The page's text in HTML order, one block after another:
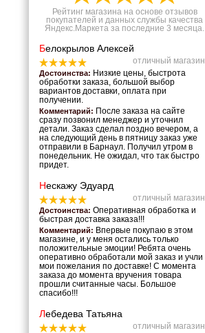
Рейтинг магазина на основе отзывов
покупателей и данных службы качества
Яндекс.Маркета за последние 3 месяца.
Белокрылов Алексей
отличный магазин
Достоинства: Низкие цены, быстрота
обработки заказа, большой выбор
вариантов доставки, оплата при
получении.
Комментарий: После заказа на сайте
сразу позвонил менеджер и уточнил
детали. Заказ сделал поздно вечером, а
на следующий день в пятницу заказ уже
отправили в Барнаул. Получил утром в
понедельник. Не ожидал, что так быстро
придет.
Нескажу Эдуард
отличный магазин
Достоинства: Оперативная обработка и
быстрая доставка заказа!!!
Комментарий: Впервые покупаю в этом
магазине, и у меня остались только
положительные эмоции! Ребята очень
оперативно обработали мой заказ и учли
мои пожелания по доставке! С момента
заказа до момента вручения товара
прошли считанные часы. Большое
спасибо!!!
Лебедева Татьяна
отличный магазин